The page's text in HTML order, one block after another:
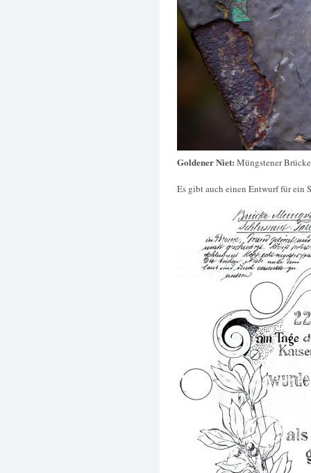
Goldener Niet: Müngstener Brücke
Es gibt auch einen Entwurf für ein